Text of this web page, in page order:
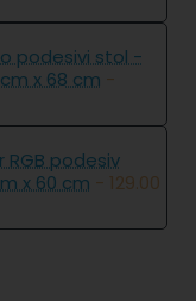
podesivi stol -
x 68 cm -
RGB podesiv
x 60 cm - 129.00